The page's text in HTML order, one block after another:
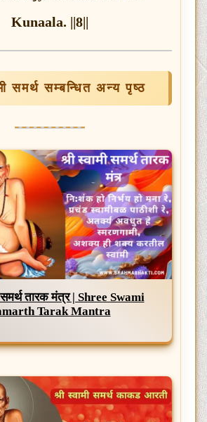
Kunaala. ||8||
समर्थ सम्बन्धित अन्य पृष्ठ
समर्थ तारक मंत्र | Shree Swami
Tarak Mantra